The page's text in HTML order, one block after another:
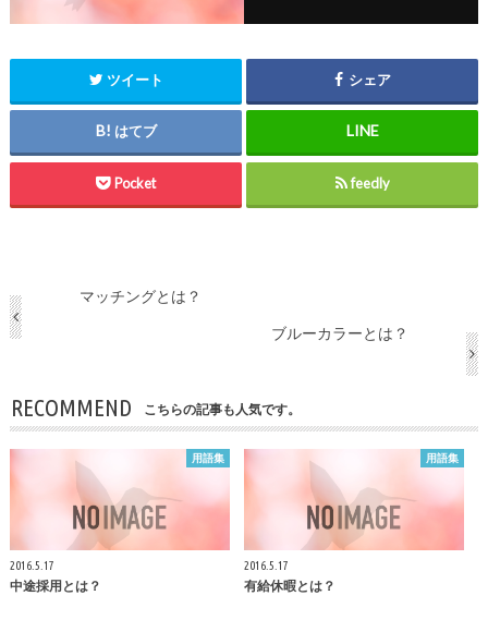
ツイート シェア
はてブ
Pocket feedly
マッチングとは？
ブルーカラーとは？
RECOMMEND こちらの記事も人気です。
用語集
2016.5.17
中途採用とは？
用語集
2016.5.17
有給休暇とは？